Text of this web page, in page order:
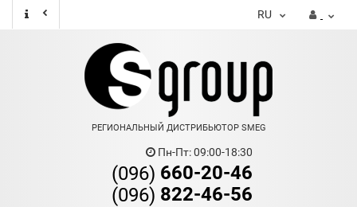
RU
РЕГИОНАЛЬНЫЙ ДИСТРИБЬЮТОР SMEG
Пн-Пт: 09:00-18:30
(096) 660-20-46
(096) 822-46-56